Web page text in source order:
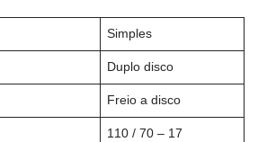
Simples
Duplo disco
Freio a disco
110 / 70 – 17